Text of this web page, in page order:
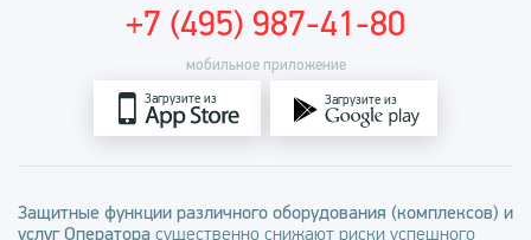
мобильное приложение
Загрузите из Загрузите из
+7 (495) 987-41-80
Защитные функции различного оборудования (комплексов) и
услуг Оператора существенно снижают риски успешного